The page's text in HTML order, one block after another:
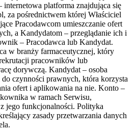
platforma znajdująca się
za pośrednictwem której Właściciel
Pracodawcom umieszczanie ofert
a Kandydatom – przeglądanie ich i
– Pracodawca lub Kandydat.
w branży farmaceutycznej, który
pracowników lub
dorywczą. Kandydat – osoba
czynności prawnych, która korzysta
ofert i aplikowania na nie. Konto –
w ramach Serwisu,
jego funkcjonalności. Polityka
zasady przetwarzania danych